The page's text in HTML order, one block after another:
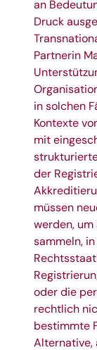
an
Druck
Partnerin
in solchen
Kontexte
mit
der
müssen
werden, um
sammeln,
oder die
rechtlich
bestimmte
Alternative,